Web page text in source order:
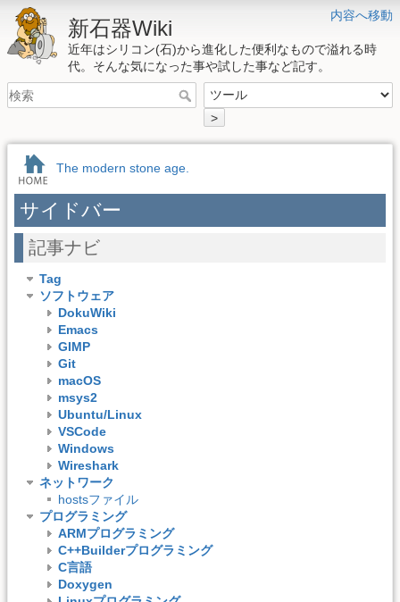
内容へ移動
新石器Wiki
近年はシリコン(石)から進化した便利なもので溢れる時
代。そんな気になった事や試した事など記す。
>
The modern stone age.
サイドバー
記事ナビ
Tag
ソフトウェア
DokuWiki
Emacs
GIMP
Git
macOS
msys2
Ubuntu/Linux
VSCode
Windows
Wireshark
ネットワーク
hostsファイル
プログラミング
ARMプログラミング
C++Builderプログラミング
C言語
Doxygen